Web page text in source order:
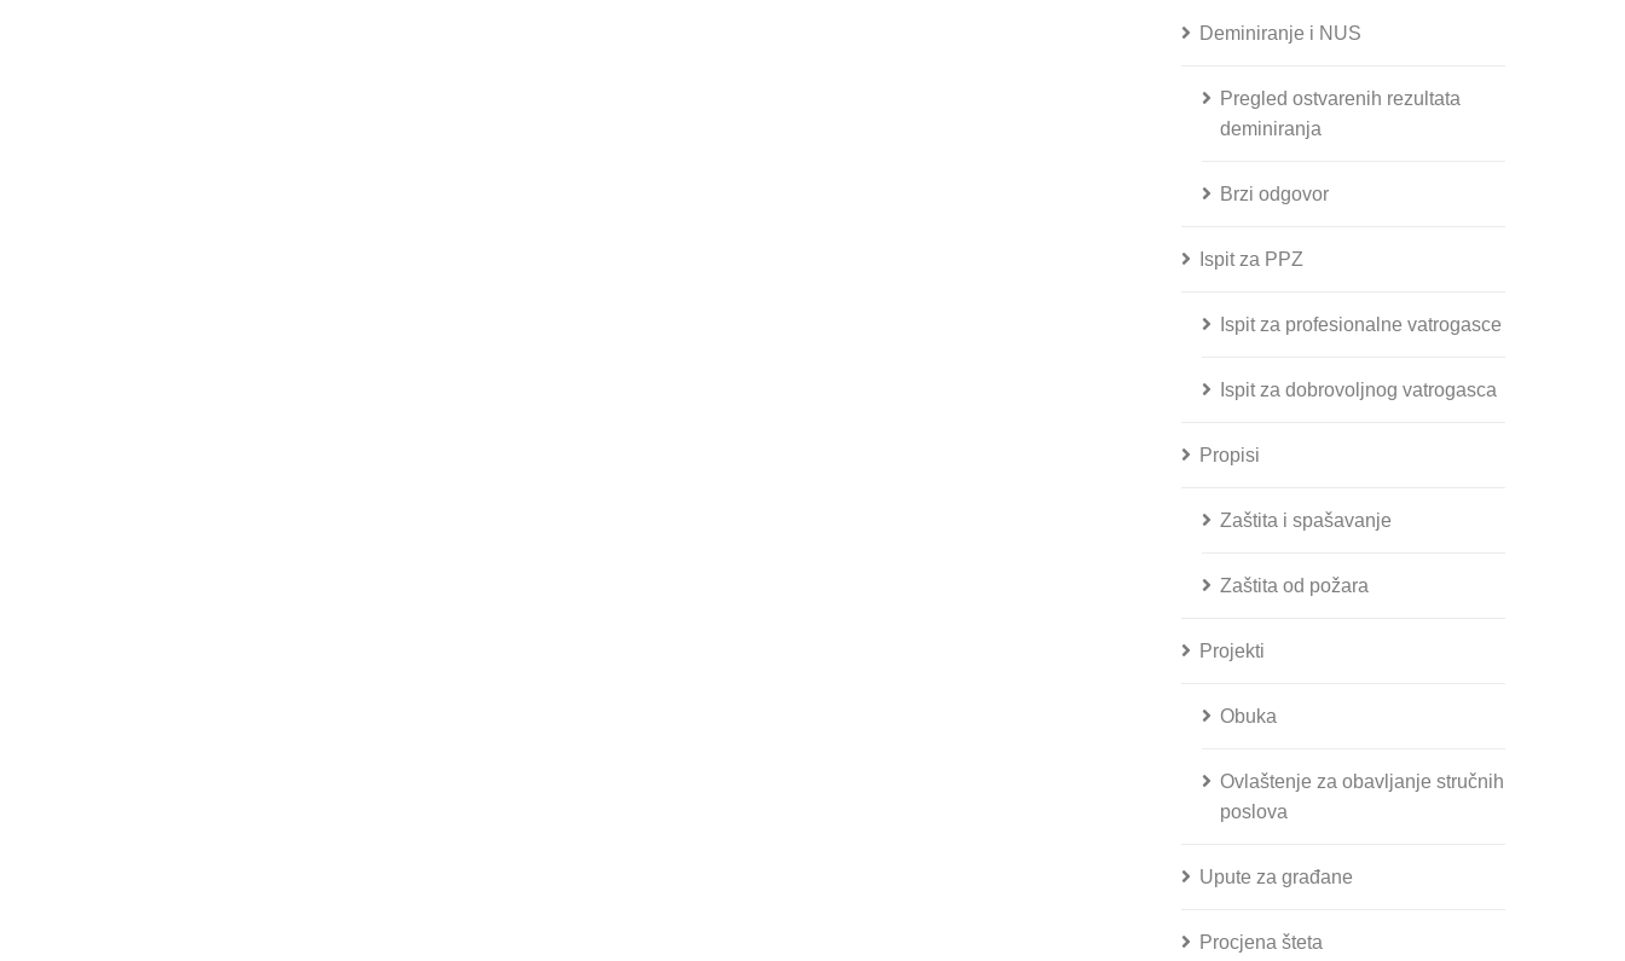
Deminiranje i NUS
Pregled ostvarenih rezultata
deminiranja
Brzi odgovor
Ispit za PPZ
Ispit za profesionalne vatrogasce
Ispit za dobrovoljnog vatrogasca
Propisi
Zaštita i spašavanje
Zaštita od požara
Projekti
Obuka
Ovlaštenje za obavljanje stručnih
poslova
Upute za građane
Procjena šteta